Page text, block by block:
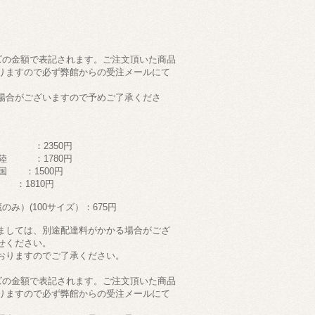
金額で表記されます。ご注文頂いた商品
すので必ず弊館からの受注メールにて
がございますので予めご了承くださ
2350円
：1780円
：1500円
1810円
み）(100サイズ）：675円
ては、別途配達料がかかる場合がござ
ださい。
ますのでご了承ください。
金額で表記されます。ご注文頂いた商品
すので必ず弊館からの受注メールにて